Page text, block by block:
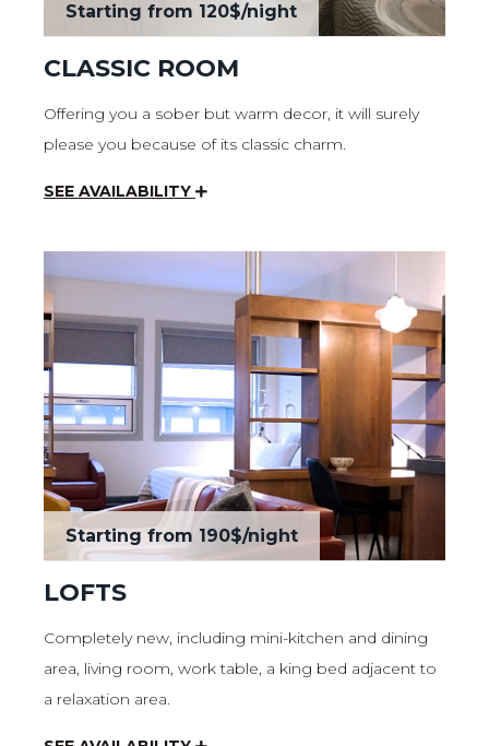
Starting from 120$/night
CLASSIC ROOM
Offering you a sober but warm decor, it will surely
please you because of its classic charm.
SEE AVAILABILITY
Starting from 190$/night
LOFTS
Completely new, including mini-kitchen and dining
area, living room, work table, a king bed adjacent to
a relaxation area.